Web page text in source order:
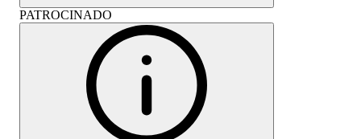
PATROCINADO